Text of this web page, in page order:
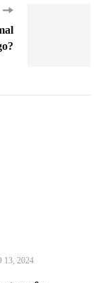
13, 2024